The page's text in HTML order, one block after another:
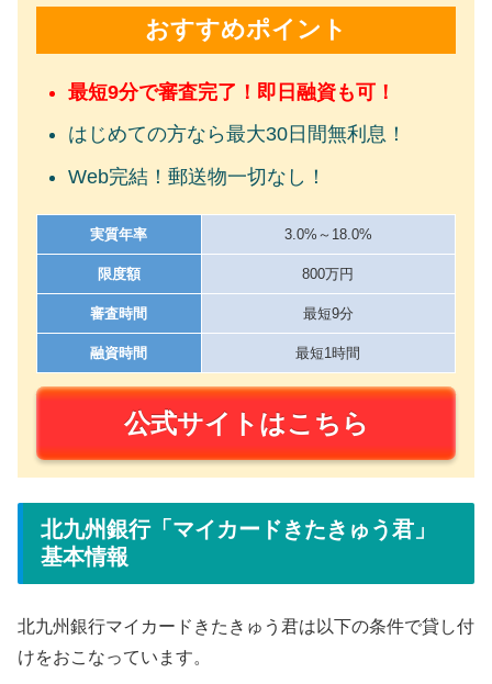
おすすめポイント
最短9分で審査完了！即日融資も可！
はじめての方なら最大30日間無利息！
Web完結！郵送物一切なし！
実質年率 3.0%～18.0%
限度額 800万円
審査時間 最短9分
融資時間 最短1時間
公式サイトはこちら
北九州銀行「マイカードきたきゅう君」
基本情報
北九州銀行マイカードきたきゅう君は以下の条件で貸し付
けをおこなっています。